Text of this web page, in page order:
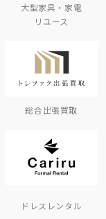
大型家具・家電
リユース
総合出張買取
ドレスレンタル